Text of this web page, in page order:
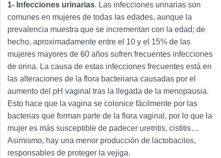
1- Infecciones urinarias. Las infecciones urinarias son
comunes en mujeres de todas las edades, aunque la
prevalencia muestra que se incrementan con la edad; de
hecho, aproximadamente entre el 10 y el 15% de las
mujeres mayores de 60 años sufren frecuentes infecciones
de orina. La causa de estas infecciones frecuentes está en
las alteraciones de la flora bacteriana causadas por el
aumento del pH vaginal tras la llegada de la menopausia.
Esto hace que la vagina se colonice fácilmente por las
bacterias que forman parte de la flora vaginal, por lo que la
mujer es más susceptible de padecer uretritis, cistitis…
Asimismo, hay una menor producción de lactobacilos,
responsables de proteger la vejiga.